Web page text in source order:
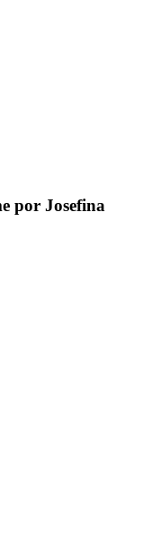
por Josefina